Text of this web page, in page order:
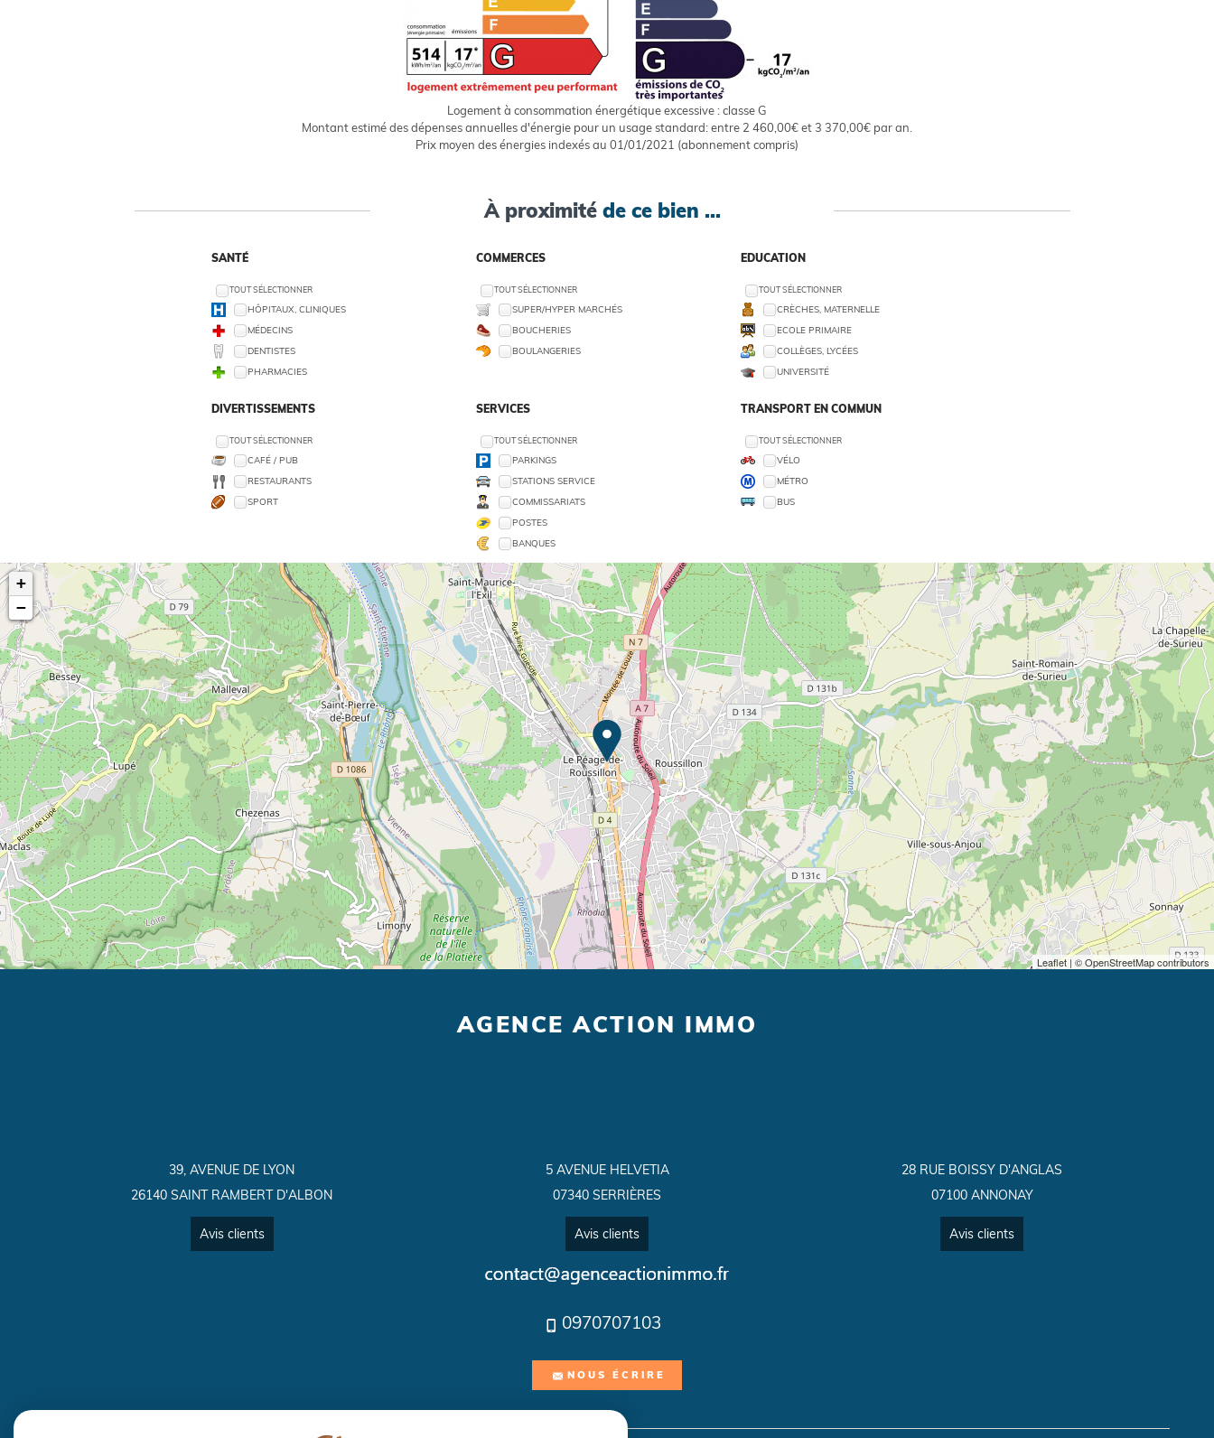
Logement à consommation énergétique excessive : classe G
Montant estimé des dépenses annuelles d'énergie pour un usage standard: entre 2 460,00€ et 3 370,00€ par an.
Prix moyen des énergies indexés au 01/01/2021 (abonnement compris)
À proximité de ce bien ...
SANTÉ
TOUT SÉLECTIONNER
HÔPITAUX, CLINIQUES
MÉDECINS
DENTISTES
PHARMACIES
COMMERCES
TOUT SÉLECTIONNER
SUPER/HYPER MARCHÉS
BOUCHERIES
BOULANGERIES
EDUCATION
TOUT SÉLECTIONNER
CRÈCHES, MATERNELLE
ECOLE PRIMAIRE
COLLÈGES, LYCÉES
UNIVERSITÉ
DIVERTISSEMENTS
TOUT SÉLECTIONNER
CAFÉ / PUB
RESTAURANTS
SPORT
SERVICES
TOUT SÉLECTIONNER
PARKINGS
STATIONS SERVICE
COMMISSARIATS
POSTES
BANQUES
TRANSPORT EN COMMUN
TOUT SÉLECTIONNER
VÉLO
MÉTRO
BUS
+
−
Leaflet| © OpenStreetMap contributors
AGENCE ACTION IMMO
39, AVENUE DE LYON
26140 SAINT RAMBERT D'ALBON
Avis clients
5 AVENUE HELVETIA
07340 SERRIÈRES
Avis clients
28 RUE BOISSY D'ANGLAS
07100 ANNONAY
Avis clients
0970707103
NOUS ÉCRIRE